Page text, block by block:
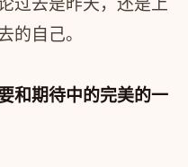
的自己。
和期待中的完美的一